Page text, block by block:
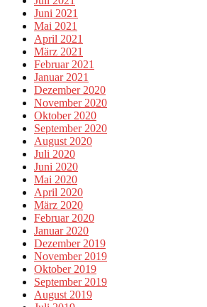
Juni 2021
Mai 2021
April 2021
März 2021
Februar 2021
Januar 2021
Dezember 2020
November 2020
Oktober 2020
September 2020
August 2020
Juli 2020
Juni 2020
Mai 2020
April 2020
März 2020
Februar 2020
Januar 2020
Dezember 2019
November 2019
Oktober 2019
September 2019
August 2019